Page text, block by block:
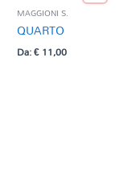
MAGGIONI S.
QUARTO
Da:€11,00